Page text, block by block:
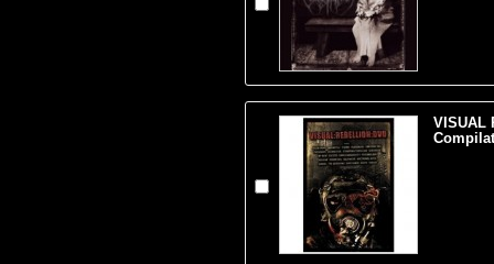
VISUAL